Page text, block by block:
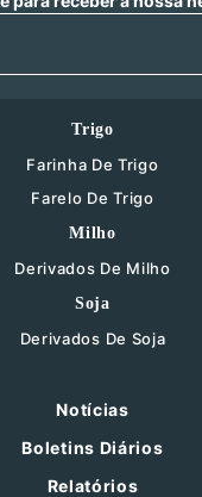
Trigo
Farinha De Trigo
Farelo De Trigo
Milho
Derivados De Milho
Soja
Derivados De Soja
Notícias
Boletins Diários
Relatórios